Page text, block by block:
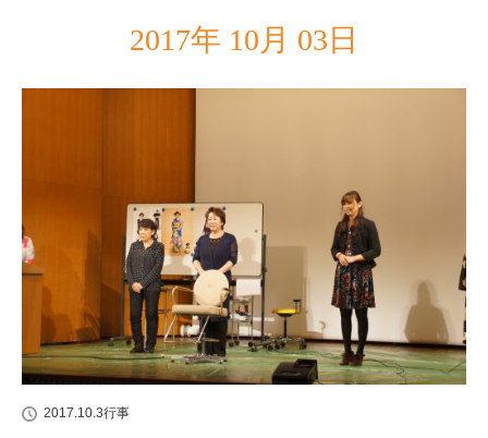
2017年 10月 03日
2017.10.3行事